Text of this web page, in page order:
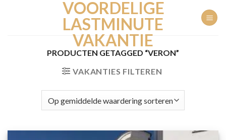
VOORDELIGE
LASTMINUTE
VAKANTIE
PRODUCTEN GETAGGED “VERON”
VAKANTIES FILTEREN